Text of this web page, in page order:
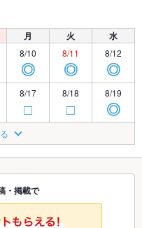
月 火 水
8/10
◎
8/11
◎
8/12
◎
8/17
□
8/18
□
8/19
◎
8/24
□ ◎ ◎
8/31
◎
9/1 9/2
・掲載で